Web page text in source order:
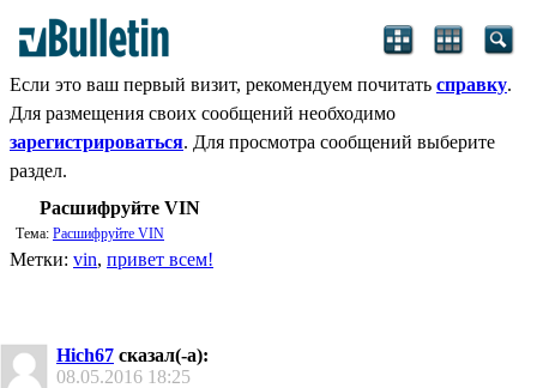
Если это ваш первый визит, рекомендуем почитать справку.
Для размещения своих сообщений необходимо
зарегистрироваться. Для просмотра сообщений выберите
раздел.
Расшифруйте VIN
Тема: Расшифруйте VIN
Метки: vin, привет всем!
Hich67 сказал(-а):
08.05.2016 18:25